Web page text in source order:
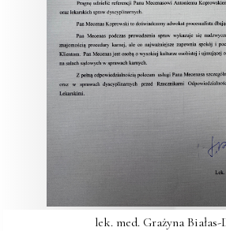
lek. med. Grażyna